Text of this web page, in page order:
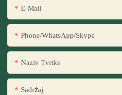
E-Mail
Phone/WhatsApp/Skype
Naziv Tvrtke
Sadržaj